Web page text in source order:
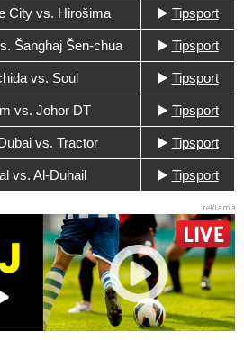
City vs. Hirošima ▶️ Tipsport
Šanghaj Šen-chua ▶️ Tipsport
vs. Soul ▶️ Tipsport
vs. Johor DT ▶️ Tipsport
vs. Tractor ▶️ Tipsport
vs. Al-Duhail ▶️ Tipsport